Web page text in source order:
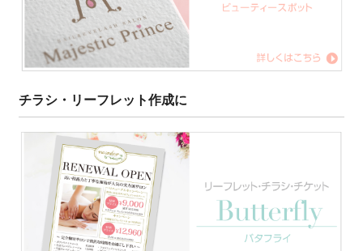
チラシ・リーフレット作成に